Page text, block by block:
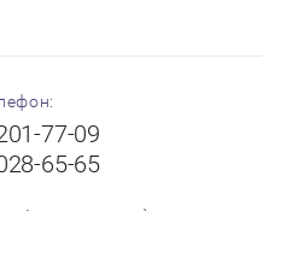
77-09
65-65
без выходных)